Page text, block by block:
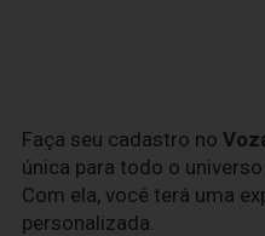
Faça seu cadastro no
única para todo o
Com ela, você terá uma
personalizada.